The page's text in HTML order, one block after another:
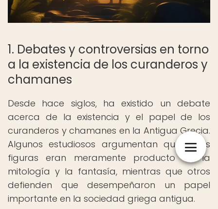
1. Debates y controversias en torno
a la existencia de los curanderos y
chamanes
Desde hace siglos, ha existido un debate
acerca de la existencia y el papel de los
curanderos y chamanes en la Antigua Grecia.
Algunos estudiosos argumentan que estas
figuras eran meramente producto de la
mitología y la fantasía, mientras que otros
defienden que desempeñaron un papel
importante en la sociedad griega antigua.